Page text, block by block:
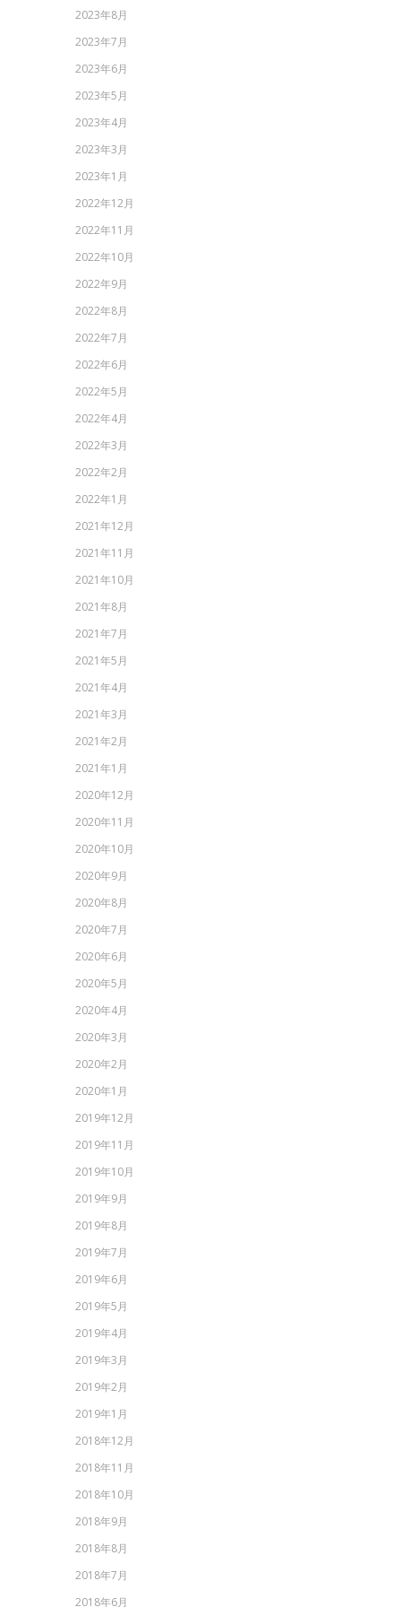
2023年8月
2023年7月
2023年6月
2023年5月
2023年4月
2023年3月
2023年1月
2022年12月
2022年11月
2022年10月
2022年9月
2022年8月
2022年7月
2022年6月
2022年5月
2022年4月
2022年3月
2022年2月
2022年1月
2021年12月
2021年11月
2021年10月
2021年8月
2021年7月
2021年5月
2021年4月
2021年3月
2021年2月
2021年1月
2020年12月
2020年11月
2020年10月
2020年9月
2020年8月
2020年7月
2020年6月
2020年5月
2020年4月
2020年3月
2020年2月
2020年1月
2019年12月
2019年11月
2019年10月
2019年9月
2019年8月
2019年7月
2019年6月
2019年5月
2019年4月
2019年3月
2019年2月
2019年1月
2018年12月
2018年11月
2018年10月
2018年9月
2018年8月
2018年7月
2018年6月